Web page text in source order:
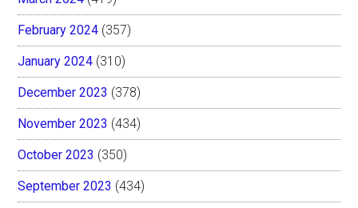
February 2024 (357)
January 2024 (310)
December 2023 (378)
November 2023 (434)
October 2023 (350)
September 2023 (434)